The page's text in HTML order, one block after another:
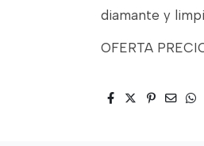
diamante y
OFERTA